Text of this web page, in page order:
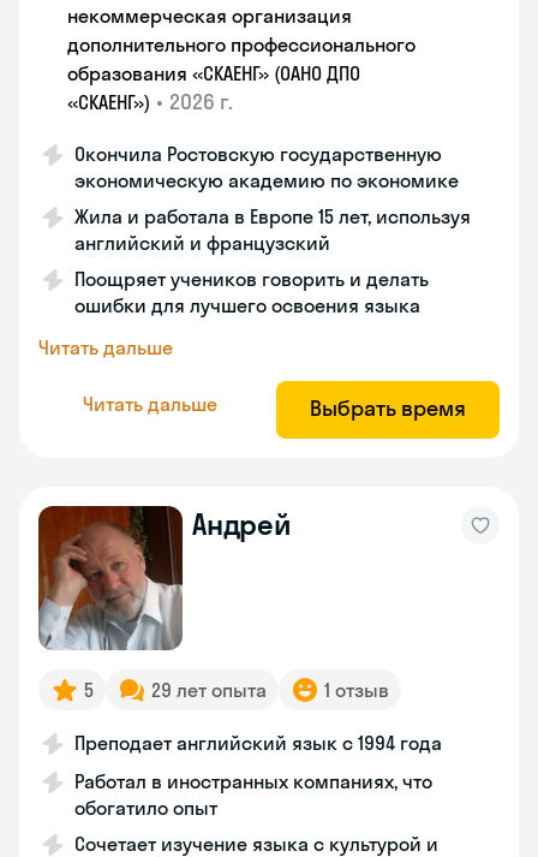
некоммерческая организация
дополнительного профессионального
образования «СКАЕНГ» (ОАНО ДПО
«СКАЕНГ») • 2026 г.
Окончила Ростовскую государственную
экономическую академию по экономике
Жила и работала в Европе 15 лет, используя
английский и французский
Поощряет учеников говорить и делать
ошибки для лучшего освоения языка
Читать дальше
Читать дальше Выбрать время
Андрей
5 29 лет опыта 1 отзыв
Преподает английский язык с 1994 года
Работал в иностранных компаниях, что
обогатило опыт
Сочетает изучение языка с культурой и